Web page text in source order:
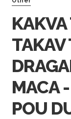
KAKVA
TAKAV
MACA
POU